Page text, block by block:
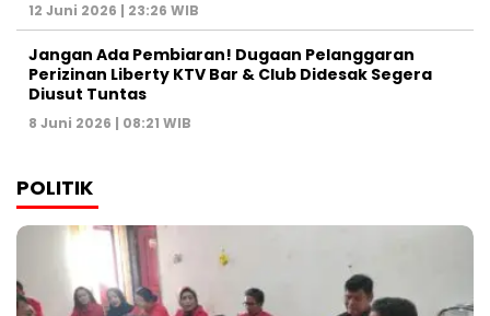
12 Juni 2026 | 23:26 WIB
Jangan Ada Pembiaran! Dugaan Pelanggaran
Perizinan Liberty KTV Bar & Club Didesak Segera
Diusut Tuntas
8 Juni 2026 | 08:21 WIB
POLITIK